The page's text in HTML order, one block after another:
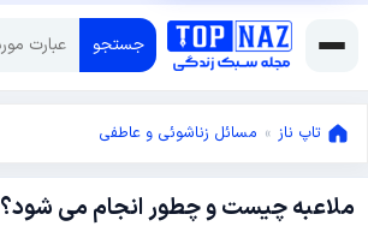
جستجو
تاپ ناز » مسائل زناشوئی و عاطفی
ملاعبه چیست و چطور انجام می شود؟
ژانویه